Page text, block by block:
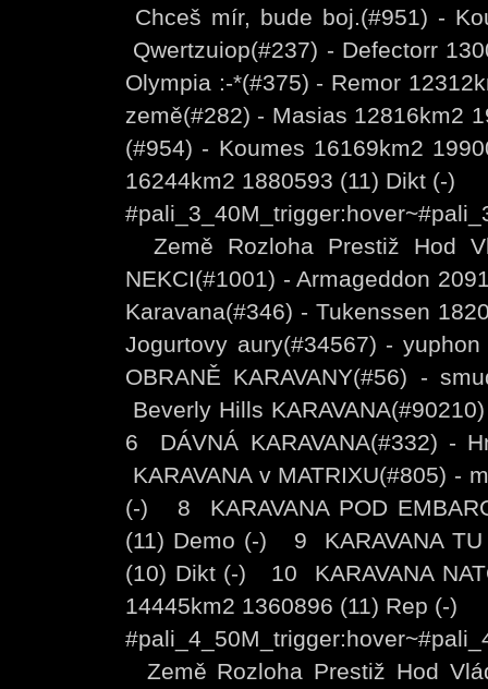
Chceš mír, bude boj.(#951) -
Qwertzuiop(#237) - Defectorr
Olympia :-*(#375) - Remor
země(#282) - Masias 12816km2
(#954) - Koumes 16169km2
16244km2 1880593 (11) Dikt (-)
Země Rozloha Prestiž Hod
NEKCI(#1001) - Armageddon
Karavana(#346) - Tukenssen
Jogurtovy aury(#34567) -
OBRANĚ KARAVANY(#56) -
Beverly Hills
6 DÁVNÁ KARAVANA(#332) -
KARAVANA v MATRIXU(#805) -
(-) 8 KARAVANA POD
(11) Demo (-) 9 KARAVANA TU
(10) Dikt (-) 10 KARAVANA
14445km2 1360896 (11) Rep (-)
Země Rozloha Prestiž Hod